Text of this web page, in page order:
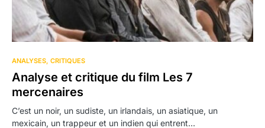
7
ANALYSES CRITIQUES
Analyse et critique du film Les 7
mercenaires
C’est un noir, un sudiste, un irlandais, un asiatique, un
mexicain, un trappeur et un indien qui entrent…